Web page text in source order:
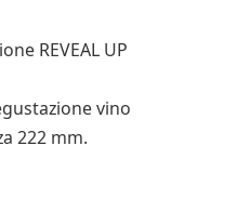
REVEAL UP
vino
222 mm.